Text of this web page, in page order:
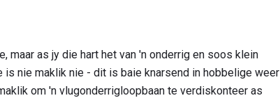
maar as jy die hart het van 'n onderrig en soos klein
nie maklik nie - dit is baie knarsend in hobbelige weer
om 'n vlugonderrigloopbaan te verdiskonteer as